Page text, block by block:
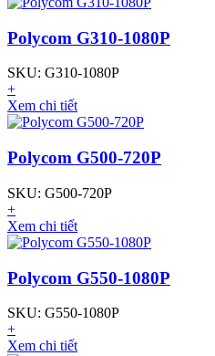
Polycom G310-1080P
SKU: G310-1080P
+
Xem chi tiết
Polycom G500-720P
SKU: G500-720P
+
Xem chi tiết
Polycom G550-1080P
SKU: G550-1080P
+
Xem chi tiết